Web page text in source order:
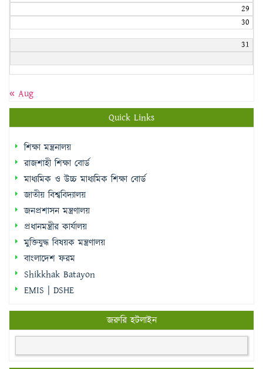
29
30
31
« Aug
Quick Links
শিক্ষা মন্ত্রনালয়
রাজশাহী শিক্ষা বোর্ড
মাধ্যমিক ও উচ্চ মাধ্যমিক শিক্ষা বোর্ড
জাতীয় বিশ্ববিদ্যালয়
জনপ্রশাসন মন্ত্রণালয়
প্রধানমন্ত্রীর কার্যালয়
মুক্তিযুদ্ধ বিষয়ক মন্ত্রণালয়
বাংলাদেশ ফরম
Shikkhak Batayon
EMIS | DSHE
জরুরি হটলাইন